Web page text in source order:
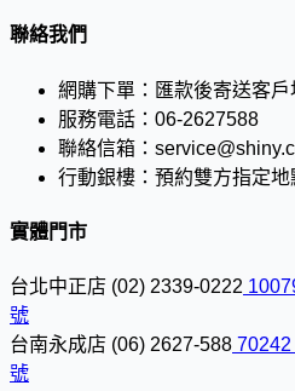
聯絡我們
網購下單： 匯款後寄送客戶
服務電話： 06-2627588
聯絡信箱：
行動銀樓： 預約雙方指定地
實體門市
台北中正店 (02) 2339-0222
號
台南永成店 (06) 2627-588
號